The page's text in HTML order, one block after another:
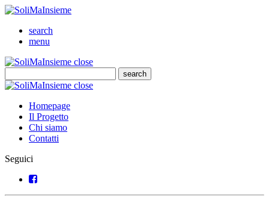
SoliMaInsieme
search
menu
SoliMaInsieme
closeClose
search
Cerca
SoliMaInsieme
closeClose
Homepage
Il Progetto
Chi siamo
Contatti
Seguici
Facebook